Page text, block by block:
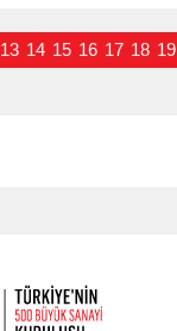
13 14 15 16 17 18 19